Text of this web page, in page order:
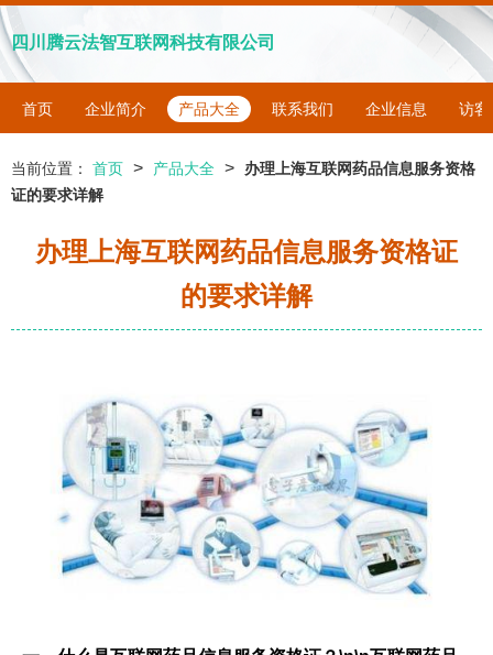
四川腾云法智互联网科技有限公司
首页 企业简介 产品大全 联系我们 企业信息 访客
当前位置： 首页 > 产品大全 >
办理上海互联网药品信息服务资格
证的要求详解
办理上海互联网药品信息服务资格证
的要求详解